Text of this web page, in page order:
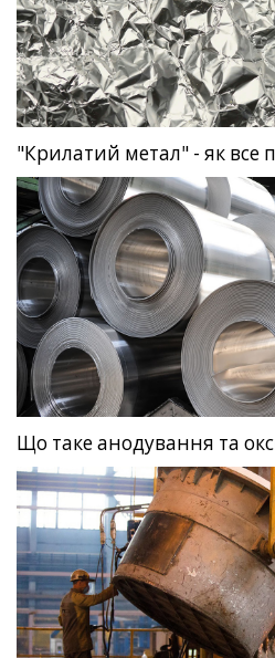
"Крилатий метал" - як все
Що таке анодування та